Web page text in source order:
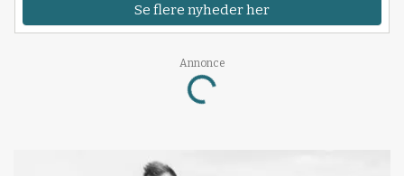
Se flere nyheder her
Annonce
Loading...